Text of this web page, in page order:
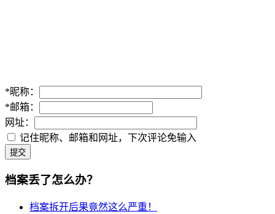
*昵称：
*邮箱：
网址：
记住昵称、邮箱和网址，下次评论免输入
提交
档案丢了怎么办？
档案拆开后果竟然这么严重！